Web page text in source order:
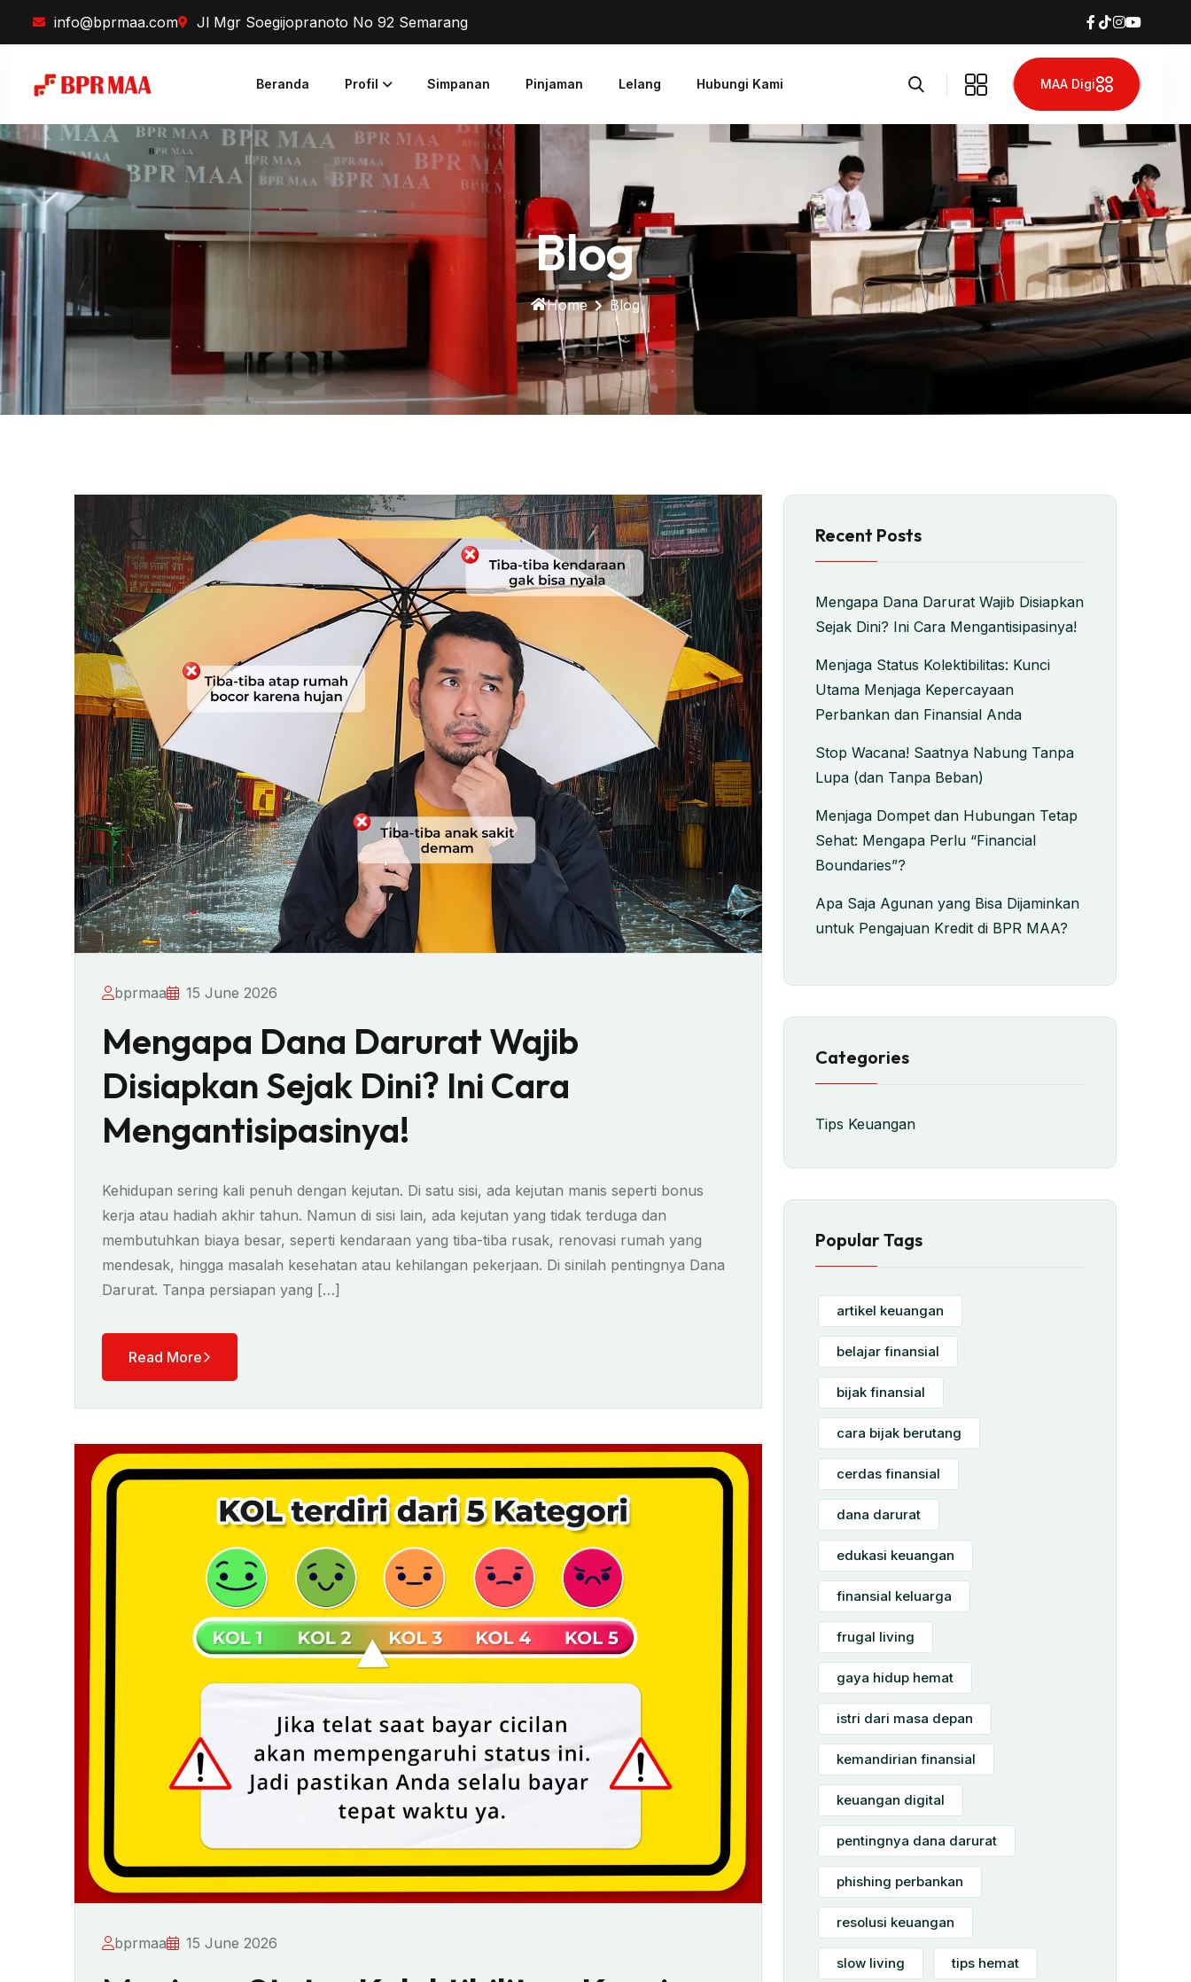
info@bprmaa.com Jl Mgr Soegijopranoto No 92 Semarang
Beranda Profil Simpanan Pinjaman Lelang Hubungi Kami MAA Digi
Blog
Home Blog
bprmaa 15 June 2026
Mengapa Dana Darurat Wajib
Disiapkan Sejak Dini? Ini Cara
Mengantisipasinya!
Kehidupan sering kali penuh dengan kejutan. Di satu sisi, ada kejutan manis seperti bonus
kerja atau hadiah akhir tahun. Namun di sisi lain, ada kejutan yang tidak terduga dan
membutuhkan biaya besar, seperti kendaraan yang tiba-tiba rusak, renovasi rumah yang
mendesak, hingga masalah kesehatan atau kehilangan pekerjaan. Di sinilah pentingnya Dana
Darurat. Tanpa persiapan yang […]
Read More
bprmaa 15 June 2026
Recent Posts
Mengapa Dana Darurat Wajib Disiapkan
Sejak Dini? Ini Cara Mengantisipasinya!
Menjaga Status Kolektibilitas: Kunci
Utama Menjaga Kepercayaan
Perbankan dan Finansial Anda
Stop Wacana! Saatnya Nabung Tanpa
Lupa (dan Tanpa Beban)
Menjaga Dompet dan Hubungan Tetap
Sehat: Mengapa Perlu “Financial
Boundaries”?
Apa Saja Agunan yang Bisa Dijaminkan
untuk Pengajuan Kredit di BPR MAA?
Categories
Tips Keuangan
Popular Tags
artikel keuangan
belajar finansial
bijak finansial
cara bijak berutang
cerdas finansial
dana darurat
edukasi keuangan
finansial keluarga
frugal living
gaya hidup hemat
istri dari masa depan
kemandirian finansial
keuangan digital
pentingnya dana darurat
phishing perbankan
resolusi keuangan
slow living tips hemat